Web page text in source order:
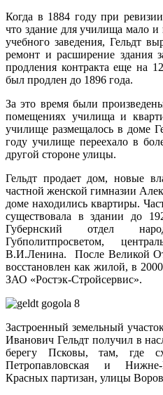
Когда в 1884 году при
что здание для училища мало и
учебного заведения, Гельдт
ремонт и расширение здания
продления контракта еще на
был продлен до 1896 года.
За это время были
помещениях училища и
училище размещалось в доме
году училище переехало в
другой стороне улицы.
Гельдт продает дом, новые
частной женской гимназии
доме находились квартиры.
существовала в здании до
Губернский отдел
Губполитпросветом,
В.И.Ленина. После Великой
восстановлен как жилой, в
ЗАО «Ростэк-Стройсервис».
Застроенный земельный
Иванович Гельдт получил в
берегу Псковы, там, где
Петропавловская и Нижне-
Красных партизан, улицы